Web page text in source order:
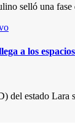
selló una
a los
del estado Lara